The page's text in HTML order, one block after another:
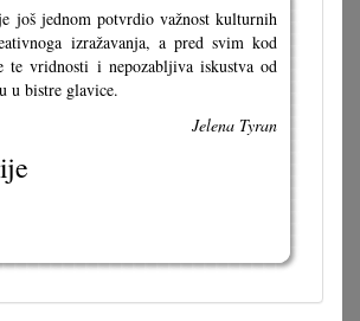
još jednom potvrdio važnost kulturnih
izražavanja, a pred svim kod
te vridnosti i nepozabljiva iskustva od
u bistre glavice.
Jelena Tyran